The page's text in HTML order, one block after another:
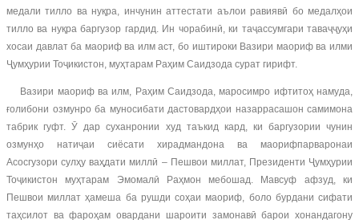
медали тилло ва нуқра, инчунин аттестати аълои равиявӣ бо медалҳои
тилло ва нуқра баргузор гардид. Ин чорабинӣ, ки таҷассумгари таваҷҷуҳи
хосаи давлат ба маориф ва илм аст, бо иштироки Вазири маориф ва илми
Ҷумҳурии Тоҷикистон, муҳтарам Раҳим Саидзода сурат гирифт.
Вазири маориф ва илм, Раҳим Саидзода, маросимро ифтитоҳ намуда,
ғолибони озмунро ба муносибати дастовардҳои назаррасашон самимона
табрик гуфт. Ӯ дар суханронии худ таъкид кард, ки баргузории чунин
озмунҳо натиҷаи сиёсати хирадмандона ва маорифпарваронаи
Асосгузори сулҳу ваҳдати миллӣ – Пешвои миллат, Президенти Ҷумҳурии
Тоҷикистон муҳтарам Эмомалӣ Раҳмон мебошад. Мавсуф афзуд, ки
Пешвои миллат ҳамеша ба рушди соҳаи маориф, боло бурдани сифати
таҳсилот ва фароҳам овардани шароити замонавӣ барои хонандагону